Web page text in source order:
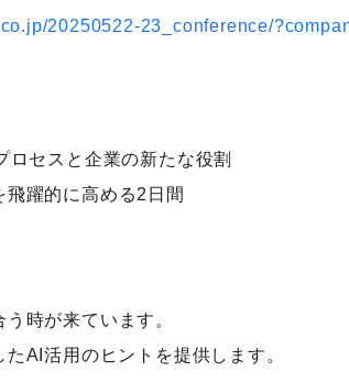
20250522-23_conference/
セスと企業の新たな役割
躍的に高める2日間
時が来ています。
AI活用のヒントを提供します。